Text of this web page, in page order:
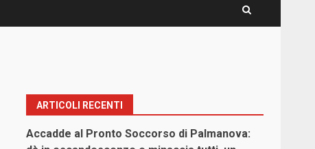
ARTICOLI RECENTI
Accadde al Pronto Soccorso di Palmanova: